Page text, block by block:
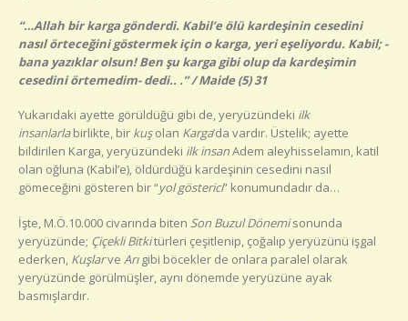
“…Allah bir karga gönderdi. Kabil’e ölü kardeşinin cesedini
nasıl örteceğini göstermek için o karga, yeri eşeliyordu. Kabil; -
bana yazıklar olsun! Ben şu karga gibi olup da kardeşimin
cesedini örtemedim- dedi.. .” / Maide (5) 31
Yukarıdaki ayette görüldüğü gibi de, yeryüzündeki ilk
insanlarlabirlikte, bir kuşolan Karga’da vardır. Üstelik; ayette
bildirilen Karga, yeryüzündeki ilk insanAdem aleyhisselamın, katil
olan oğluna (Kabil’e), öldürdüğü kardeşinin cesedini nasıl
gömeceğini gösteren bir “yol gösterici” konumundadır da…
İşte, M.Ö.10.000 civarında biten Son Buzul Dönemisonunda
yeryüzünde; Çiçekli Bitkitürleri çeşitlenip, çoğalıp yeryüzünü işgal
ederken, Kuşlarve Arıgibi böcekler de onlara paralel olarak
yeryüzünde görülmüşler, aynı dönemde yeryüzüne ayak
basmışlardır.